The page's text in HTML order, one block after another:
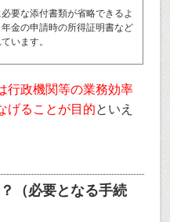
要な添付書類が省略できるよ
金の申請時の所得証明書など
います。
行政機関等の業務効率
げることが目的といえ
（必要となる手続